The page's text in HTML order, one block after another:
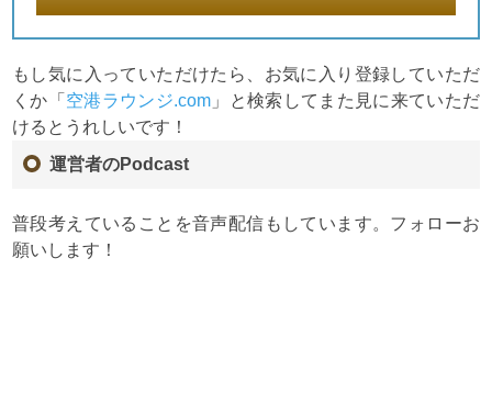
もし気に入っていただけたら、お気に入り登録していただ
くか「 空港ラウンジ.com 」と検索してまた見に来ていただ
けるとうれしいです！
運営者のPodcast
普段考えていることを音声配信もしています。フォローお
願いします！